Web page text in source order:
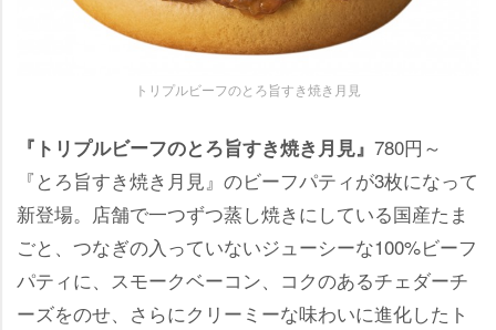
トリプルビーフのとろ旨すき焼き月見
『トリプルビーフのとろ旨すき焼き月見』 780円～
『とろ旨すき焼き月見』のビーフパティが3枚になって
新登場。店舗で一つずつ蒸し焼きにしている国産たま
ごと、つなぎの入っていないジューシーな100%ビーフ
パティに、スモークベーコン、コクのあるチェダーチ
ーズをのせ、さらにクリーミーな味わいに進化したト